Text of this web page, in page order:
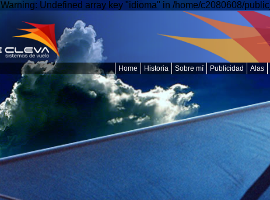
Warning: Undefined array key "idioma" in /home/c2080608/
Alas
Publicidad
Sobre mí
Historia
Home